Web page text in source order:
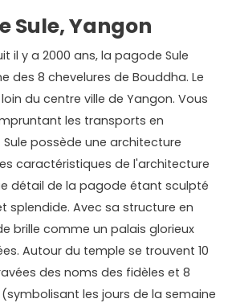
Sule, Yangon
il y a 2000 ans, la pagode Sule
des 8 chevelures de Bouddha. Le
du centre ville de Yangon. Vous
les transports en
possède une architecture
caractéristiques de l'architecture
détail de la pagode étant sculpté
splendide. Avec sa structure en
brille comme un palais glorieux
Autour du temple se trouvent 10
des noms des fidèles et 8
les jours de la semaine